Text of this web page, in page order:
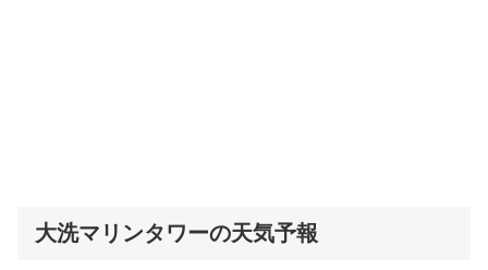
大洗マリンタワーの天気予報